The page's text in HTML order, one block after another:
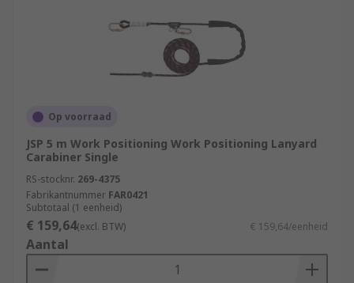
Op voorraad
JSP 5 m Work Positioning Work Positioning Lanyard
Carabiner Single
RS-stocknr. 269-4375
Fabrikantnummer FAR0421
Subtotaal (1 eenheid)
€ 159,64(excl. BTW) € 159,64/eenheid
Aantal